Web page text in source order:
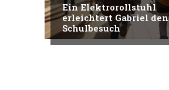
Ein Elektrorollstuhl
erleichtert Gabriel den
Schulbesuch